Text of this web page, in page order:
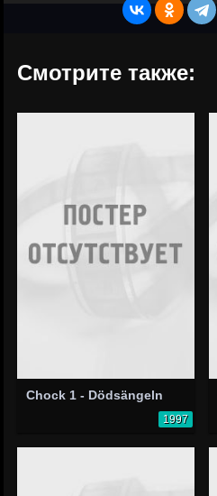
Смотрите также:
Chock 1 - Dödsängeln
1997